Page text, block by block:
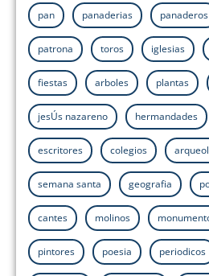
pan panaderias panaderos
patrona toros iglesias
fiestas arboles plantas
jesÚs nazareno hermandades
escritores colegios
semana santa geografia
cantes molinos
pintores poesia periodicos